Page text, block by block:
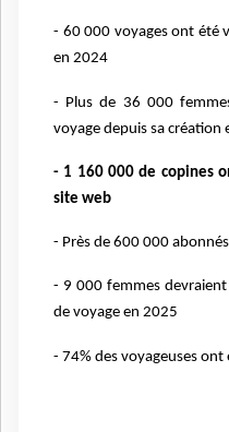
- 60 000 voyages ont été
en 2024
- Plus de 36 000
voyage depuis sa création
- 1 160 000 de copines
site web
- Près de 600 000
- 9 000 femmes devraient
de voyage en 2025
- 74% des voyageuses